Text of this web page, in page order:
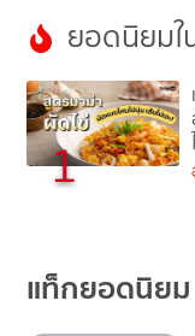
ยอดนิยม
1
แท็กยอดนิยม